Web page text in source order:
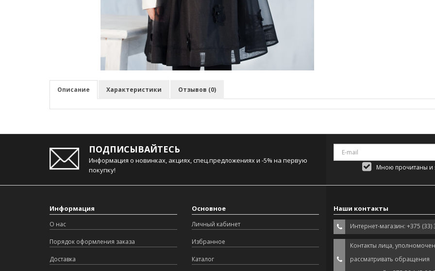
Описание Характеристики Отзывов (0)
ПОДПИСЫВАЙТЕСЬ
Информация о новинках, акциях, спец.предложениях и -5% на первую
покупку!
Мною прочитаны и
Информация
О нас
Порядок оформления заказа
Доставка
Основное
Личный кабинет
Избранное
Каталог
Наши контакты
Интернет-магазин: +375 (33)
Контакты лица,
рассматривать обращения